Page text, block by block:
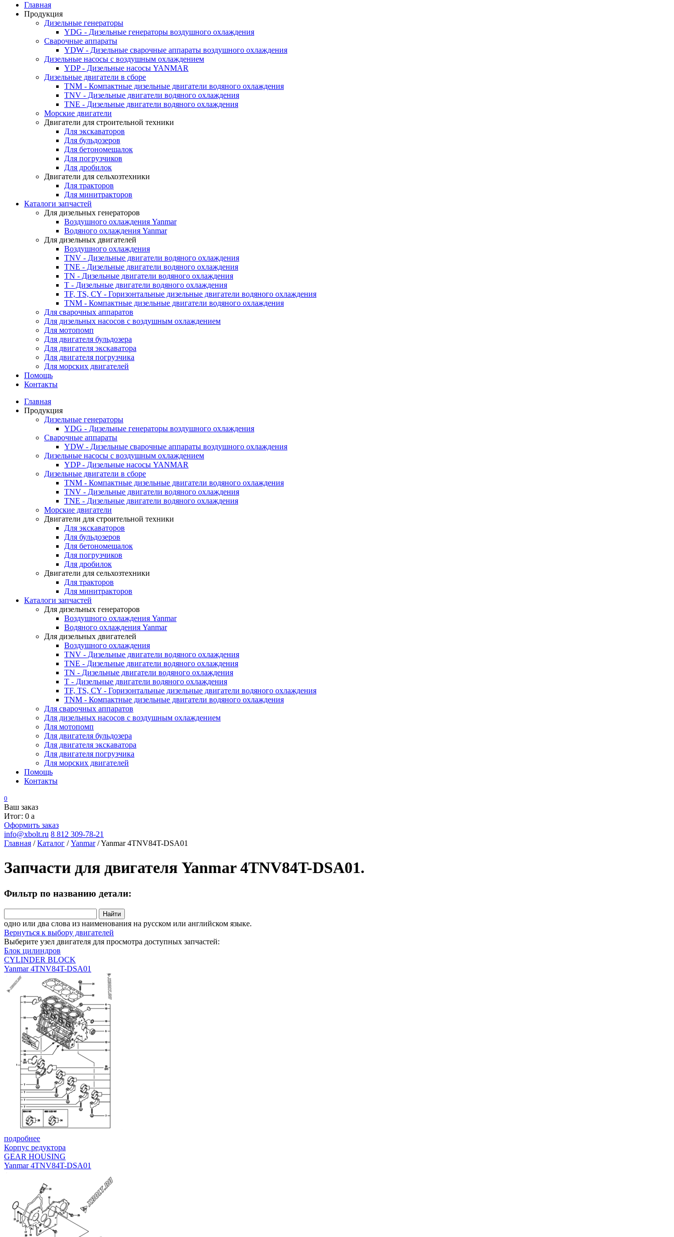
Главная
Продукция
Дизельные генераторы
YDG - Дизельные генераторы воздушного охлаждения
Cварочные аппараты
YDW - Дизельные сварочные аппараты воздушного охлаждения
Дизельные насосы с воздушным охлаждением
YDP - Дизельные насосы YANMAR
Дизельные двигатели в сборе
TNM - Компактные дизельные двигатели водяного охлаждения
TNV - Дизельные двигатели водяного охлаждения
TNE - Дизельные двигатели водяного охлаждения
Морские двигатели
Двигатели для строительной техники
Для экскаваторов
Для бульдозеров
Для бетономешалок
Для погрузчиков
Для дробилок
Двигатели для сельхозтехники
Для тракторов
Для минитракторов
Каталоги запчастей
Для дизельных генераторов
Воздушного охлаждения Yanmar
Водяного охлаждения Yanmar
Для дизельных двигателей
Воздушного охлаждения
TNV - Дизельные двигатели водяного охлаждения
TNE - Дизельные двигатели водяного охлаждения
TN - Дизельные двигатели водяного охлаждения
T - Дизельные двигатели водяного охлаждения
TF, TS, CY - Горизонтальные дизельные двигатели водяного охлаждения
TNM - Компактные дизельные двигатели водяного охлаждения
Для сварочных аппаратов
Для дизельных насосов с воздушным охлаждением
Для мотопомп
Для двигателя бульдозера
Для двигателя экскаватора
Для двигателя погрузчика
Для морских двигателей
Помощь
Контакты
Главная
Продукция
Дизельные генераторы
YDG - Дизельные генераторы воздушного охлаждения
Cварочные аппараты
YDW - Дизельные сварочные аппараты воздушного охлаждения
Дизельные насосы с воздушным охлаждением
YDP - Дизельные насосы YANMAR
Дизельные двигатели в сборе
TNM - Компактные дизельные двигатели водяного охлаждения
TNV - Дизельные двигатели водяного охлаждения
TNE - Дизельные двигатели водяного охлаждения
Морские двигатели
Двигатели для строительной техники
Для экскаваторов
Для бульдозеров
Для бетономешалок
Для погрузчиков
Для дробилок
Двигатели для сельхозтехники
Для тракторов
Для минитракторов
Каталоги запчастей
Для дизельных генераторов
Воздушного охлаждения Yanmar
Водяного охлаждения Yanmar
Для дизельных двигателей
Воздушного охлаждения
TNV - Дизельные двигатели водяного охлаждения
TNE - Дизельные двигатели водяного охлаждения
TN - Дизельные двигатели водяного охлаждения
T - Дизельные двигатели водяного охлаждения
TF, TS, CY - Горизонтальные дизельные двигатели водяного охлаждения
TNM - Компактные дизельные двигатели водяного охлаждения
Для сварочных аппаратов
Для дизельных насосов с воздушным охлаждением
Для мотопомп
Для двигателя бульдозера
Для двигателя экскаватора
Для двигателя погрузчика
Для морских двигателей
Помощь
Контакты
0
Ваш заказ
Итог: 0 a
Оформить заказ
info@xbolt.ru 8 812 309-78-21
Главная /Каталог /Yanmar/Yanmar 4TNV84T-DSA01
Запчасти для двигателя Yanmar 4TNV84T-DSA01.
Фильтр по названию детали:
Найти
одно или два слова из наименования на русском или английском языке.
Вернуться к выбору двигателей
Выберите узел двигателя для просмотра доступных запчастей:
Блок цилиндров
CYLINDER BLOCK
Yanmar 4TNV84T-DSA01
подробнее
Корпус редуктора
GEAR HOUSING
Yanmar 4TNV84T-DSA01